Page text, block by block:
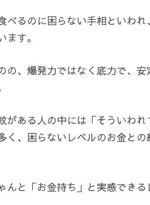
べるのに困らない手相といわ
す。
の、爆発力ではなく底力で、
がある人の中には「そういわ
く、困らないレベルのお金と
んと「お金持ち」と実感できる